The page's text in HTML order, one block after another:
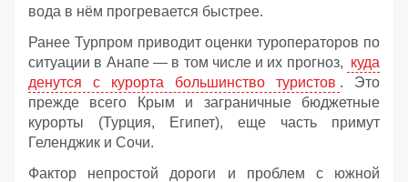
вода в нём прогревается быстрее.
Ранее Турпром приводит оценки туроператоров по
ситуации в Анапе — в том числе и их прогноз, куда
денутся с курорта большинство туристов . Это
прежде всего Крым и заграничные бюджетные
курорты (Турция, Египет), еще часть примут
Геленджик и Сочи.
Фактор непростой дороги и проблем с южной